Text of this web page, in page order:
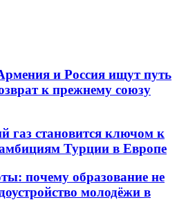
и Россия ищут путь
к прежнему союзу
газ становится ключом к
Турции в Европе
почему образование не
молодёжи в